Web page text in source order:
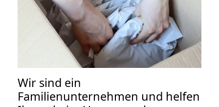
Wir sind ein
Familienunternehmen und helfen